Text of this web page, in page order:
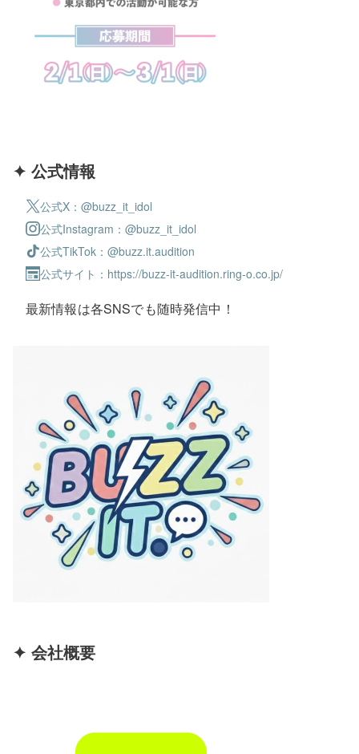
✦ 公式情報
公式X：
buzz_it_idol
公式Instagram：
buzz_it_idol
公式TikTok：
buzz.it.audition
公式サイト： https://buzz-it-audition.ring-o.co.jp/
最新情報は各SNSでも随時発信中！
✦ 会社概要